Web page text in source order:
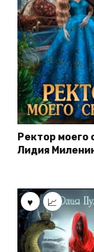
Ректор моего
Лидия